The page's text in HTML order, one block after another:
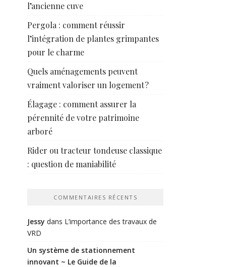
l’ancienne cuve
Pergola : comment réussir
l’intégration de plantes grimpantes
pour le charme
Quels aménagements peuvent
vraiment valoriser un logement ?
Élagage : comment assurer la
pérennité de votre patrimoine
arboré
Rider ou tracteur tondeuse classique
: question de maniabilité
COMMENTAIRES RÉCENTS
Jessy dans L’importance des travaux de
VRD
Un système de stationnement
innovant ~ Le Guide de la